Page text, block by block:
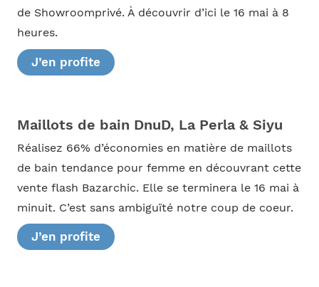
de Showroomprivé. À découvrir d’ici le 16 mai à 8
heures.
J’en profite
Maillots de bain DnuD, La Perla & Siyu
Réalisez 66% d’économies en matière de maillots
de bain tendance pour femme en découvrant cette
vente flash Bazarchic. Elle se terminera le 16 mai à
minuit. C’est sans ambiguïté notre coup de coeur.
J’en profite